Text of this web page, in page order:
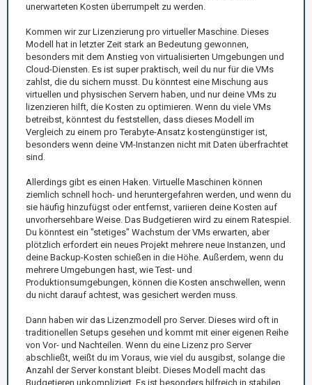
unerwarteten Kosten überrumpelt zu werden.
Kommen wir zur Lizenzierung pro virtueller Maschine. Dieses
Modell hat in letzter Zeit stark an Bedeutung gewonnen,
besonders mit dem Anstieg von virtualisierten Umgebungen und
Cloud-Diensten. Es ist super praktisch, weil du nur für die VMs
zahlst, die du sichern musst. Du könntest eine Mischung aus
virtuellen und physischen Servern haben, und nur deine VMs zu
lizenzieren hilft, die Kosten zu optimieren. Wenn du viele VMs
betreibst, könntest du feststellen, dass dieses Modell im
Vergleich zu einem pro Terabyte-Ansatz kostengünstiger ist,
besonders wenn deine VM-Instanzen nicht mit Daten überfrachtet
sind.
Allerdings gibt es einen Haken. Virtuelle Maschinen können
ziemlich schnell hoch- und heruntergefahren werden, und wenn du
sie häufig hinzufügst oder entfernst, variieren deine Kosten auf
unvorhersehbare Weise. Das Budgetieren wird zu einem Ratespiel.
Du könntest ein "stetiges" Wachstum der VMs erwarten, aber
plötzlich erfordert ein neues Projekt mehrere neue Instanzen, und
deine Backup-Kosten schießen in die Höhe. Außerdem, wenn du
mehrere Umgebungen hast, wie Test- und
Produktionsumgebungen, können die Kosten anschwellen, wenn
du nicht darauf achtest, was gesichert werden muss.
Dann haben wir das Lizenzmodell pro Server. Dieses wird oft in
traditionellen Setups gesehen und kommt mit einer eigenen Reihe
von Vor- und Nachteilen. Wenn du eine Lizenz pro Server
abschließt, weißt du im Voraus, wie viel du ausgibst, solange die
Anzahl der Server konstant bleibt. Dieses Modell macht das
Budgetieren unkompliziert. Es ist besonders hilfreich in stabilen